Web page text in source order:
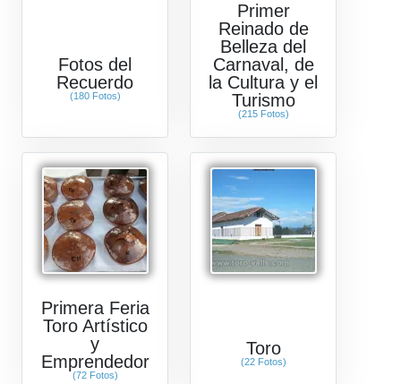
Fotos del
Recuerdo
(180 Fotos)
Primer
Reinado de
Belleza del
Carnaval, de
la Cultura y el
Turismo
(215 Fotos)
Primera Feria
Toro Artístico
y
Emprendedor
(72 Fotos)
Toro
(22 Fotos)